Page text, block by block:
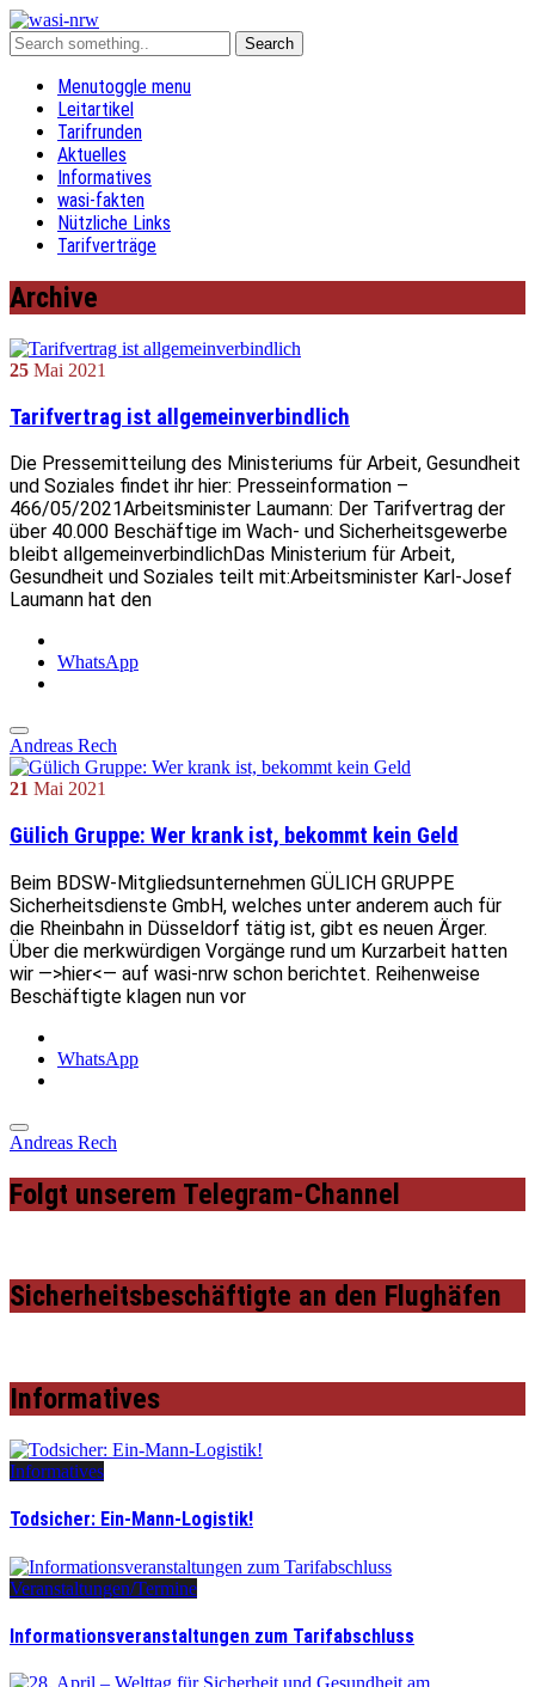
Menutoggle menu
Leitartikel
Tarifrunden
Aktuelles
Informatives
wasi-fakten
Nützliche Links
Tarifverträge
Archive
25 Mai 2021
Tarifvertrag ist allgemeinverbindlich
Die Pressemitteilung des Ministeriums für Arbeit, Gesundheit
und Soziales findet ihr hier: Presseinformation –
466/05/2021Arbeitsminister Laumann: Der Tarifvertrag der
über 40.000 Beschäftige im Wach- und Sicherheitsgewerbe
bleibt allgemeinverbindlichDas Ministerium für Arbeit,
Gesundheit und Soziales teilt mit:Arbeitsminister Karl-Josef
Laumann hat den
WhatsApp
Andreas Rech
21 Mai 2021
Gülich Gruppe: Wer krank ist, bekommt kein Geld
Beim BDSW-Mitgliedsunternehmen GÜLICH GRUPPE
Sicherheitsdienste GmbH, welches unter anderem auch für
die Rheinbahn in Düsseldorf tätig ist, gibt es neuen Ärger.
Über die merkwürdigen Vorgänge rund um Kurzarbeit hatten
wir —>hier<— auf wasi-nrw schon berichtet. Reihenweise
Beschäftigte klagen nun vor
WhatsApp
Andreas Rech
Folgt unserem Telegram-Channel
Sicherheitsbeschäftigte an den Flughäfen
Informatives
Informatives
Todsicher: Ein-Mann-Logistik!
Veranstaltungen/Termine
Informationsveranstaltungen zum Tarifabschluss